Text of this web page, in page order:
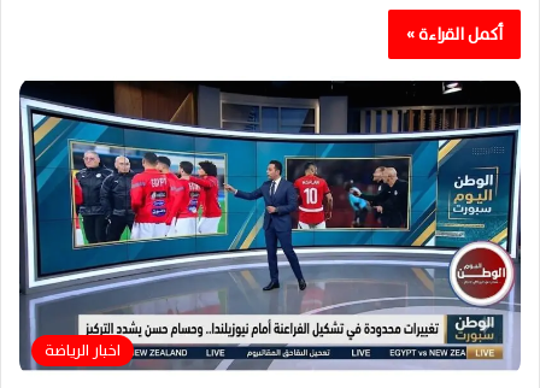
أكمل القراءة »
اخبار الرياضة